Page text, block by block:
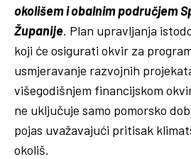
okolišem i obalnim područjem
Županije. Plan upravljanja
koji će osigurati okvir za
usmjeravanje razvojnih
višegodišnjem financijskom
ne uključuje samo pomorsko
pojas uvažavajući pritisak
okoliš.